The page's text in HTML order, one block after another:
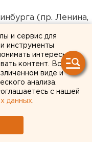
(пр. Ленина,
администрации
автобизнеса в
правительства,
заседание
собрания
Эдуард Россель и
и сервис для
инструменты
интересы
контент. Вся
виде и
анализа.
с нашей
данных